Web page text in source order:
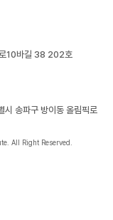
로10바길 38 202호
송파구 방이동 올림픽로
All Right Reserved.